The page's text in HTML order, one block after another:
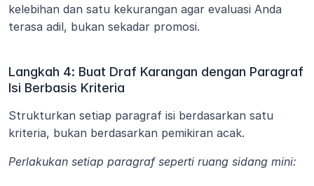
kelebihan dan satu kekurangan agar evaluasi Anda
terasa adil, bukan sekadar promosi.
Langkah 4: Buat Draf Karangan dengan Paragraf
Isi Berbasis Kriteria
Strukturkan setiap paragraf isi berdasarkan satu
kriteria, bukan berdasarkan pemikiran acak.
Perlakukan setiap paragraf seperti ruang sidang mini: